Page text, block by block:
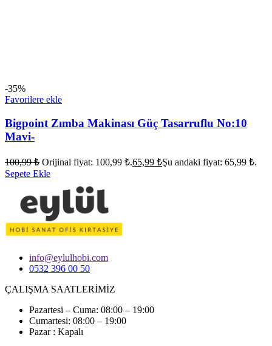
-35%
Favorilere ekle
Bigpoint Zımba Makinası Güç Tasarruflu No:10
Mavi-
100,99₺ Orijinal fiyat: 100,99 ₺.65,99 ₺Şu andaki fiyat: 65,99 ₺.
Sepete Ekle
info@eylulhobi.com
0532 396 00 50
ÇALIŞMA SAATLERİMİZ
Pazartesi – Cuma: 08:00 – 19:00
Cumartesi: 08:00 – 19:00
Pazar : Kapalı